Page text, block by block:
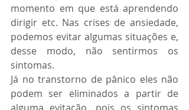
momento em que está aprendendo
dirigir etc. Nas crises de ansiedade,
podemos evitar algumas situações e,
desse modo, não sentirmos os
sintomas.
Já no transtorno de pânico eles não
podem ser eliminados a partir de